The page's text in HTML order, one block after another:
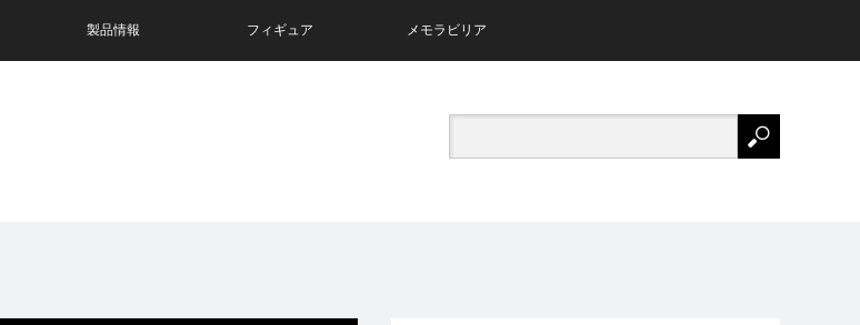
製品情報 フィギュア メモラビリア